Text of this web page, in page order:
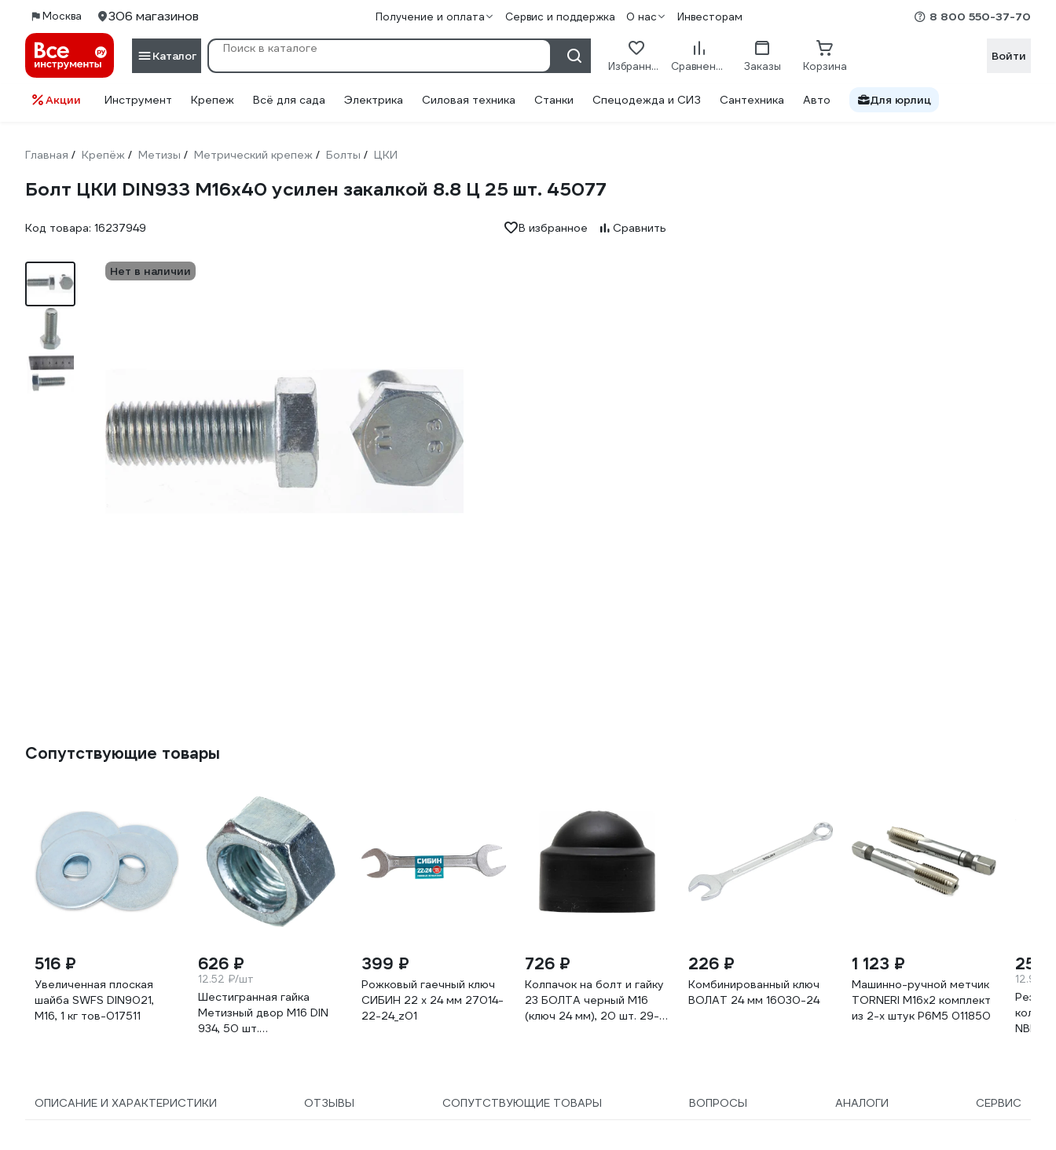
Москва 306 магазинов Получение и оплата Сервис и поддержка О нас Инвесторам 8 800 550-37-70
Каталог
Избранное Сравнение Заказы Корзина
Войти
Акции Инструмент Крепеж Всё для сада Электрика Силовая техника Станки Спецодежда и СИЗ Сантехника Авто Для юрлиц
Главная / Крепёж / Метизы / Метрический крепеж / Болты / ЦКИ
Болт ЦКИ DIN933 М16х40 усилен закалкой 8.8 Ц 25 шт. 45077
Код товара: 16237949 В избранное Сравнить
Нет в наличии
Сопутствующие товары
516 ₽
Увеличенная плоская
шайба SWFS DIN9021,
М16, 1 кг тов-017511
626 ₽
12.52 ₽/шт
Шестигранная гайка
Метизный двор M16 DIN
934, 50 шт.
399 ₽
Рожковый гаечный ключ
СИБИН 22 x 24 мм 27014-
22-24_z01
726 ₽
Колпачок на болт и гайку
23 БОЛТА черный M16
(ключ 24 мм), 20 шт. 29-
226 ₽
Комбинированный ключ
ВОЛАТ 24 мм 16030-24
1 123 ₽
Машинно-ручной метчик
TORNERI М16х2 комплект
из 2-х штук Р6М5 011850
259
12.95
NBR
ОПИСАНИЕ И ХАРАКТЕРИСТИКИ ОТЗЫВЫ СОПУТСТВУЮЩИЕ ТОВАРЫ ВОПРОСЫ АНАЛОГИ СЕРВИС